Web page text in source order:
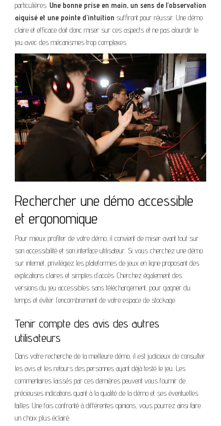
particulières. Une bonne prise en main, un sens de l’observation
aiguisé et une pointe d’intuition suffiront pour réussir. Une démo
claire et efficace doit donc miser sur ces aspects et ne pas alourdir le
jeu avec des mécanismes trop complexes.
Rechercher une démo accessible
et ergonomique
Pour mieux profiter de votre démo, il convient de miser avant tout sur
son accessibilité et son interface utilisateur. Si vous cherchez une démo
sur internet, privilégiez les plateformes de jeux en ligne proposant des
explications claires et simples d’accès. Cherchez également des
versions du jeu accessibles sans téléchargement, pour gagner du
temps et éviter l’encombrement de votre espace de stockage.
Tenir compte des avis des autres
utilisateurs
Dans votre recherche de la meilleure démo, il est judicieux de consulter
les avis et les retours des personnes ayant déjà testé le jeu. Les
commentaires laissés par ces dernières peuvent vous fournir de
précieuses indications quant à la qualité de la démo et ses éventuelles
failles. Une fois confronté à différentes opinions, vous pourrez ainsi faire
un choix plus éclairé.